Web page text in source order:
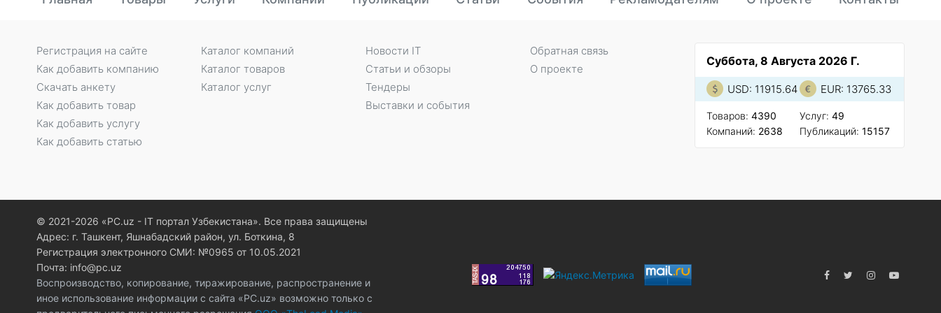
Суббота, 8 Августа 2026 Г.
USD: 11915.64 EUR: 13765.33
Товаров: 4390
Компаний: 2638
Услуг: 49
Публикаций: 15157
Регистрация на сайте
Как добавить компанию
Скачать анкету
Как добавить товар
Как добавить услугу
Как добавить статью
Каталог компаний
Каталог товаров
Каталог услуг
Новости IT
Статьи и обзоры
Тендеры
Выставки и события
Обратная связь
О проекте
© 2021-2026 «PC.uz - IT портал Узбекистана». Все права защищены
Адрес: г. Ташкент, Яшнабадский район, ул. Боткина, 8
Регистрация электронного СМИ: №0965 от 10.05.2021
Почта: info@pc.uz
Воспроизводство, копирование, тиражирование, распространение и
иное использование информации с сайта «PC.uz» возможно только с